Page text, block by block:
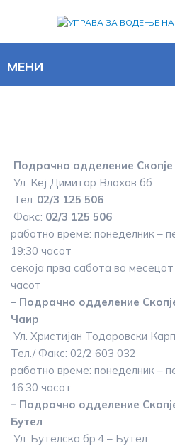
Подрачно одделение Скопје
Ул. Кеј Димитар Влахов бб
Тел.:02/3 125 506
Факс: 02/3 125 506
работно време: понеделник –
19:30 часот
секоја прва сабота во
часот
– Подрачно одделение
Чаир
Ул. Христијан Тодоровски
Тел./ Факс: 02/2 603 032
работно време: понеделник –
16:30 часот
– Подрачно одделение
Бутел
Ул. Бутелска бр.4 – Бутел